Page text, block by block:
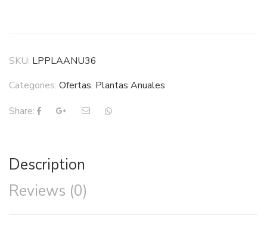
SKU: LPPLAANU36
Categories: Ofertas, Plantas Anuales
Share:
Description
Reviews (0)